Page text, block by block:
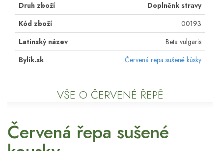
Druh zboží
Doplněnk stravy
Kód zboží
00193
Latinský název
Beta vulgaris
Bylík.sk
Červená repa sušené kúsky
VŠE O ČERVENÉ ŘEPĚ
Červená řepa sušené